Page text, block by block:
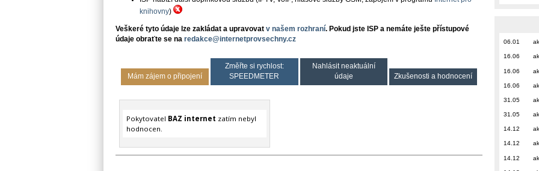
knihovny)
Veškeré tyto údaje lze zakládat a upravovat v našem rozhraní. Pokud jste ISP a nemáte ješte přístupové
údaje obraťte se na redakce@internetprovsechny.cz
Mám zájem o připojení
Změřte si rychlost:
SPEEDMETER
Nahlásit neaktuální
údaje
Zkušenosti a hodnocení
Pokytovatel BAZ internet zatím nebyl
hodnocen.
06.01
16.06
16.06
16.06
31.05
31.05
14.12
14.12
14.12